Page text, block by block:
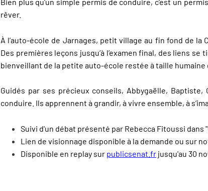
rêver.
À l’auto-école de Jarnages, petit village au fin fond de la
Des premières leçons jusqu’à l’examen final, des liens
bienveillant de la petite auto-école restée à taille humaine
Guidés par ses précieux conseils, Abbygaëlle,
conduire. Ils apprennent à grandir, à vivre ensemble, à
Suivi d'un débat présenté par Rebecca Fitoussi dans
Lien de visionnage disponible à la demande ou sur
Disponible en replay sur publicsenat.fr jusqu'au 30